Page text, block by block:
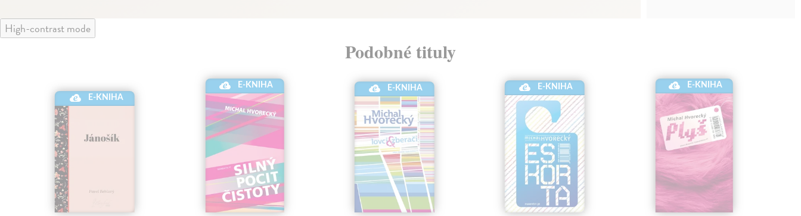
High-contrast mode
Podobné tituly
E-KNIHA
E-KNIHA E-KNIHA E-KNIHA E-KNIHA